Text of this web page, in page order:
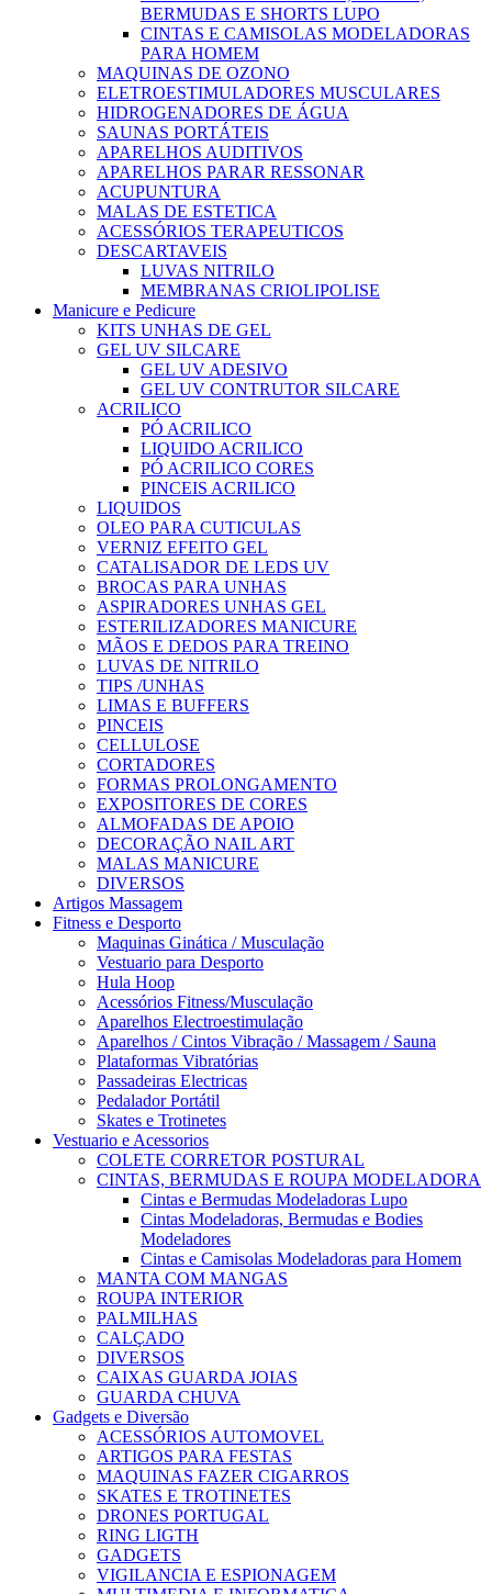
BERMUDAS E SHORTS LUPO
CINTAS E CAMISOLAS MODELADORAS
PARA HOMEM
MAQUINAS DE OZONO
ELETROESTIMULADORES MUSCULARES
HIDROGENADORES DE ÁGUA
SAUNAS PORTÁTEIS
APARELHOS AUDITIVOS
APARELHOS PARAR RESSONAR
ACUPUNTURA
MALAS DE ESTETICA
ACESSÓRIOS TERAPEUTICOS
DESCARTAVEIS
LUVAS NITRILO
MEMBRANAS CRIOLIPOLISE
Manicure e Pedicure
KITS UNHAS DE GEL
GEL UV SILCARE
GEL UV ADESIVO
GEL UV CONTRUTOR SILCARE
ACRILICO
PÓ ACRILICO
LIQUIDO ACRILICO
PÓ ACRILICO CORES
PINCEIS ACRILICO
LIQUIDOS
OLEO PARA CUTICULAS
VERNIZ EFEITO GEL
CATALISADOR DE LEDS UV
BROCAS PARA UNHAS
ASPIRADORES UNHAS GEL
ESTERILIZADORES MANICURE
MÃOS E DEDOS PARA TREINO
LUVAS DE NITRILO
TIPS /UNHAS
LIMAS E BUFFERS
PINCEIS
CELLULOSE
CORTADORES
FORMAS PROLONGAMENTO
EXPOSITORES DE CORES
ALMOFADAS DE APOIO
DECORAÇÃO NAIL ART
MALAS MANICURE
DIVERSOS
Artigos Massagem
Fitness e Desporto
Maquinas Ginática / Musculação
Vestuario para Desporto
Hula Hoop
Acessórios Fitness/Musculação
Aparelhos Electroestimulação
Aparelhos / Cintos Vibração / Massagem / Sauna
Plataformas Vibratórias
Passadeiras Electricas
Pedalador Portátil
Skates e Trotinetes
Vestuario e Acessorios
COLETE CORRETOR POSTURAL
CINTAS, BERMUDAS E ROUPA MODELADORA
Cintas e Bermudas Modeladoras Lupo
Cintas Modeladoras, Bermudas e Bodies
Modeladores
Cintas e Camisolas Modeladoras para Homem
MANTA COM MANGAS
ROUPA INTERIOR
PALMILHAS
CALÇADO
DIVERSOS
CAIXAS GUARDA JOIAS
GUARDA CHUVA
Gadgets e Diversão
ACESSÓRIOS AUTOMOVEL
ARTIGOS PARA FESTAS
MAQUINAS FAZER CIGARROS
SKATES E TROTINETES
DRONES PORTUGAL
RING LIGTH
GADGETS
VIGILANCIA E ESPIONAGEM